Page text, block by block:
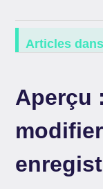
Articles
Aperçu